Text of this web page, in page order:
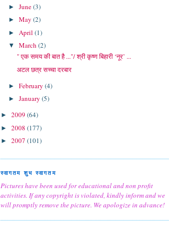
►June(3)
►May(2)
► April(1)
▼March(2)
" एक समय की बात है ..."/ श्री कृष्‍ण बिहारी ‘नूर’ ...
अटल छत्र सच्चा दरबार
►February(4)
►January(5)
► 2009 (64)
► 2008 (177)
► 2007 (101)
स्वागतम शुभ स्वागतम
Pictures have been used for educational and non profit
activities. If any copyright is violated, kindly inform and we
will promptly remove the picture. We apologize in advance!